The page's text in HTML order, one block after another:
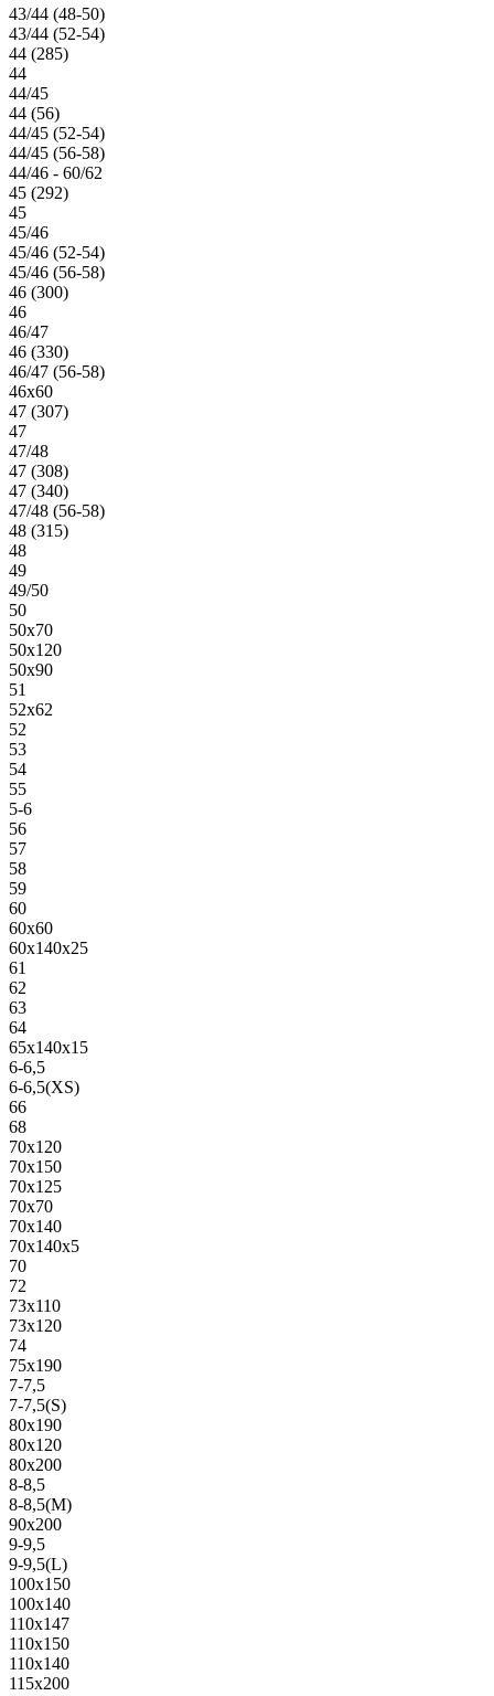
43/44 (48-50)
43/44 (52-54)
44 (285)
44
44/45
44 (56)
44/45 (52-54)
44/45 (56-58)
44/46 - 60/62
45 (292)
45
45/46
45/46 (52-54)
45/46 (56-58)
46 (300)
46
46/47
46 (330)
46/47 (56-58)
46х60
47 (307)
47
47/48
47 (308)
47 (340)
47/48 (56-58)
48 (315)
48
49
49/50
50
50х70
50х120
50х90
51
52х62
52
53
54
55
5-6
56
57
58
59
60
60х60
60х140х25
61
62
63
64
65х140х15
6-6,5
6-6,5(XS)
66
68
70х120
70х150
70х125
70х70
70х140
70х140х5
70
72
73х110
73х120
74
75х190
7-7,5
7-7,5(S)
80х190
80х120
80х200
8-8,5
8-8,5(M)
90х200
9-9,5
9-9,5(L)
100х150
100х140
110х147
110х150
110х140
115х200